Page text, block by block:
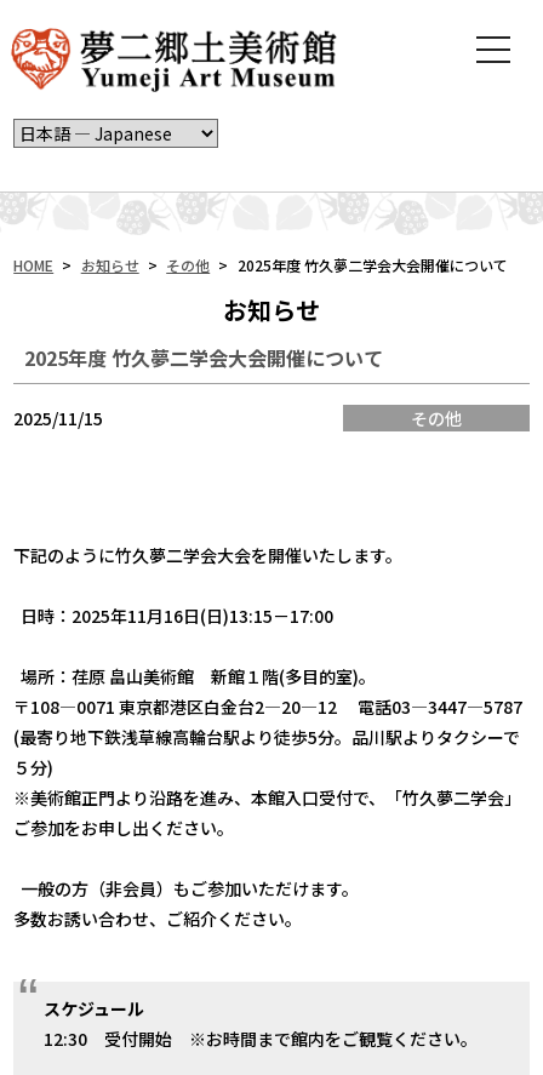
t
n
i
o
n
HOME > お知らせ > その他 > 2025年度 竹久夢二学会大会開催について
お知らせ
2025年度 竹久夢二学会大会開催について
2025/11/15 その他
下記のように竹久夢二学会大会を開催いたします。
日時：2025年11月16日(日)13:15－17:00
場所：荏原 畠山美術館 新館１階(多目的室)。
〒108―0071 東京都港区白金台2―20―12 電話03―3447―5787
(最寄り地下鉄浅草線高輪台駅より徒歩5分。品川駅よりタクシーで
５分)
※美術館正門より沿路を進み、本館入口受付で、「竹久夢二学会」
ご参加をお申し出ください。
一般の方（非会員）もご参加いただけます。
多数お誘い合わせ、ご紹介ください。
スケジュール
12:30 受付開始 ※お時間まで館内をご観覧ください。